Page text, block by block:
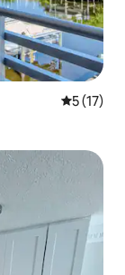
從 17 則
5 (17)